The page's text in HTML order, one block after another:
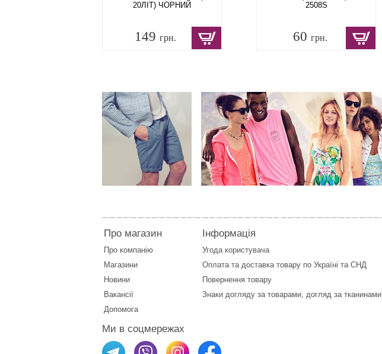
20ЛІТ) ЧОРНИЙ
149 грн.
2508S
60 грн.
Про магазин
Про компанію
Магазини
Новини
Вакансії
Допомога
Інформація
Угода користувача
Оплата та доставка товару по Україні та СНД
Повернення товару
Знаки догляду за товарами, догляд за тканинами
Ми в соцмережах